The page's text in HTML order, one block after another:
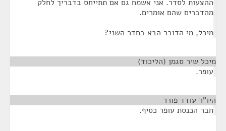
ההצעות לסדר. אני אשמח גם אם תתייחס בדבריך לחלק
מהדברים שהם אומרים.
מיכל, מי הדובר הבא בחדר השני?
מיכל שיר סגמן (הליכוד)
עופר.
היו"ר עודד פורר
חבר הכנסת עופר כסיף.